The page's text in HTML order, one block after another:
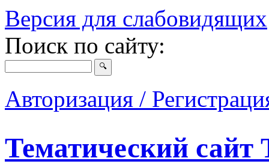
Версия для слабовидящих
Поиск по сайту:
Авторизация /
Тематический сайт